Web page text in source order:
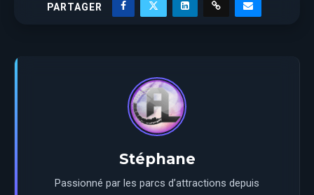
PARTAGER
Stéphane
Passionné par les parcs d’attractions depuis